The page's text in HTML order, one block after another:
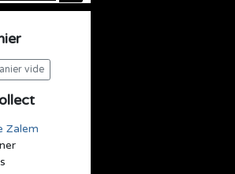
vide
Zalem